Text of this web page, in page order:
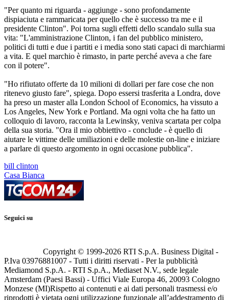
"Per quanto mi riguarda - aggiunge - sono profondamente
dispiaciuta e rammaricata per quello che è successo tra me e il
presidente Clinton". Poi torna sugli effetti dello scandalo sulla sua
vita: "L'amministrazione Clinton, i fan del pubblico ministero,
politici di tutti e due i partiti e i media sono stati capaci di marchiarmi
a vita. E quel marchio è rimasto, in parte perché aveva a che fare
con il potere".
"Ho rifiutato offerte da 10 milioni di dollari per fare cose che non
ritenevo giusto fare", spiega. Dopo essersi trasferita a Londra, dove
ha preso un master alla London School of Economics, ha vissuto a
Los Angeles, New York e Portland. Ma ogni volta che ha fatto un
colloquio di lavoro, racconta la Lewinsky, veniva scartata per colpa
della sua storia. "Ora il mio obbiettivo - conclude - è quello di
aiutare le vittime delle umiliazioni e delle molestie on-line e iniziare
a parlare di questo argomento in ogni occasione pubblica".
bill clinton
Casa Bianca
Seguici su
Copyright © 1999-2026 RTI S.p.A. Business Digital -
P.Iva 03976881007 - Tutti i diritti riservati - Per la pubblicità
Mediamond S.p.A. - RTI S.p.A., Mediaset N.V., sede legale
Amsterdam (Paesi Bassi) - Uffici Viale Europa 46, 20093 Cologno
Monzese (MI)Rispetto ai contenuti e ai dati personali trasmessi e/o
riprodotti è vietata ogni utilizzazione funzionale all’addestramento di